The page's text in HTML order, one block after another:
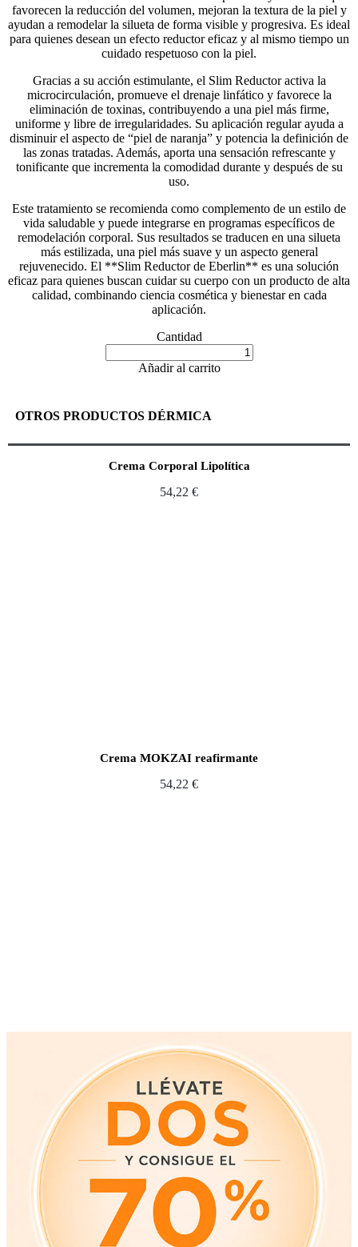
favorecen la reducción del volumen, mejoran la textura de la piel y
ayudan a remodelar la silueta de forma visible y progresiva. Es ideal
para quienes desean un efecto reductor eficaz y al mismo tiempo un
cuidado respetuoso con la piel.
Gracias a su acción estimulante, el Slim Reductor activa la
microcirculación, promueve el drenaje linfático y favorece la
eliminación de toxinas, contribuyendo a una piel más firme,
uniforme y libre de irregularidades. Su aplicación regular ayuda a
disminuir el aspecto de “piel de naranja” y potencia la definición de
las zonas tratadas. Además, aporta una sensación refrescante y
tonificante que incrementa la comodidad durante y después de su
uso.
Este tratamiento se recomienda como complemento de un estilo de
vida saludable y puede integrarse en programas específicos de
remodelación corporal. Sus resultados se traducen en una silueta
más estilizada, una piel más suave y un aspecto general
rejuvenecido. El **Slim Reductor de Eberlin** es una solución
eficaz para quienes buscan cuidar su cuerpo con un producto de alta
calidad, combinando ciencia cosmética y bienestar en cada
aplicación.
Cantidad
Añadir al carrito
OTROS PRODUCTOS DÉRMICA
Crema Corporal Lipolítica
54,22 €
Crema MOKZAI reafirmante
54,22 €